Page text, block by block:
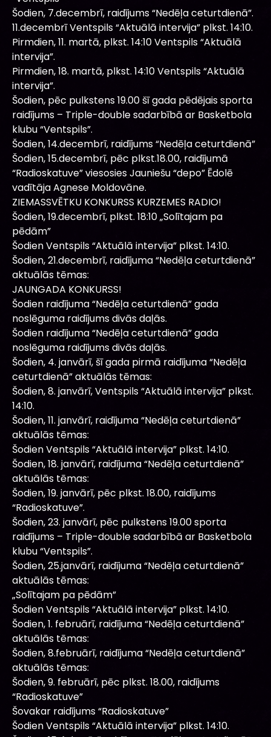
Šodien, 7.decembrī, raidījums “Nedēļa ceturtdienā”.
11.decembrī Ventspils “Aktuālā intervija” plkst. 14:10.
Pirmdien, 11. martā, plkst. 14:10 Ventspils “Aktuālā
intervija”.
Pirmdien, 18. martā, plkst. 14:10 Ventspils “Aktuālā
intervija”.
Šodien, pēc pulkstens 19.00 šī gada pēdējais sporta
raidījums – Triple-double sadarbībā ar Basketbola
klubu “Ventspils”.
Šodien, 14.decembrī, raidījums “Nedēļa ceturtdienā”
Šodien, 15.decembrī, pēc plkst.18.00, raidījumā
“Radioskatuve” viesosies Jauniešu “depo” Ēdolē
vadītāja Agnese Moldovāne.
ZIEMASSVĒTKU KONKURSS KURZEMES RADIO!
Šodien, 19.decembrī, plkst. 18:10 „Solītajam pa
pēdām”
Šodien Ventspils “Aktuālā intervija” plkst. 14:10.
Šodien, 21.decembrī, raidījuma “Nedēļa ceturtdienā”
aktuālās tēmas:
JAUNGADA KONKURSS!
Šodien raidījuma “Nedēļa ceturtdienā” gada
noslēguma raidījums divās daļās.
Šodien raidījuma “Nedēļa ceturtdienā” gada
noslēguma raidījums divās daļās.
Šodien, 4. janvārī, šī gada pirmā raidījuma “Nedēļa
ceturtdienā” aktuālās tēmas:
Šodien, 8. janvārī, Ventspils “Aktuālā intervija” plkst.
14:10.
Šodien, 11. janvārī, raidījuma “Nedēļa ceturtdienā”
aktuālās tēmas:
Šodien Ventspils “Aktuālā intervija” plkst. 14:10.
Šodien, 18. janvārī, raidījuma “Nedēļa ceturtdienā”
aktuālās tēmas:
Šodien, 19. janvārī, pēc plkst. 18.00, raidījums
“Radioskatuve”.
Šodien, 23. janvārī, pēc pulkstens 19.00 sporta
raidījums – Triple-double sadarbībā ar Basketbola
klubu “Ventspils”.
Šodien, 25.janvārī, raidījuma “Nedēļa ceturtdienā”
aktuālās tēmas:
„Solītajam pa pēdām”
Šodien Ventspils “Aktuālā intervija” plkst. 14:10.
Šodien, 1. februārī, raidījuma “Nedēļa ceturtdienā”
aktuālās tēmas:
Šodien, 8.februārī, raidījuma “Nedēļa ceturtdienā”
aktuālās tēmas:
Šodien, 9. februārī, pēc plkst. 18.00, raidījums
“Radioskatuve”
Šovakar raidījums “Radioskatuve”
Šodien Ventspils “Aktuālā intervija” plkst. 14:10.